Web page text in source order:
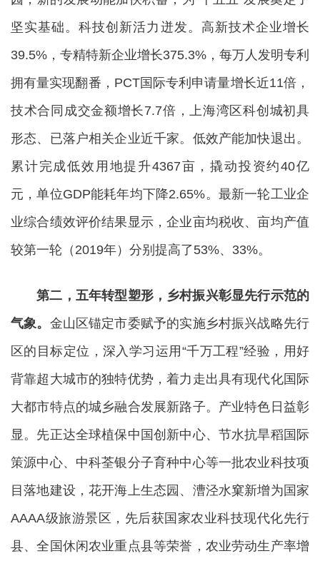
坚实基础。科技创新活力迸发。高新技术企业增长
39.5%，专精特新企业增长375.3%，每万人发明专利
拥有量实现翻番，PCT国际专利申请量增长近11倍，
技术合同成交金额增长7.7倍，上海湾区科创城初具
形态、已落户相关企业近千家。低效产能加快退出。
累计完成低效用地提升4367亩，撬动投资约40亿
元，单位GDP能耗年均下降2.65%。最新一轮工业企
业综合绩效评价结果显示，企业亩均税收、亩均产值
较第一轮（2019年）分别提高了53%、33%。
第二，五年转型塑形，乡村振兴彰显先行示范的
气象。 金山区锚定市委赋予的实施乡村振兴战略先行
区的目标定位，深入学习运用“千万工程”经验，用好
背靠超大城市的独特优势，着力走出具有现代化国际
大都市特点的城乡融合发展新路子。产业特色日益彰
显。先正达全球植保中国创新中心、节水抗旱稻国际
策源中心、中科荃银分子育种中心等一批农业科技项
目落地建设，花开海上生态园、漕泾水窠新增为国家
AAAA级旅游景区，先后获国家农业科技现代化先行
县、全国休闲农业重点县等荣誉，农业劳动生产率增